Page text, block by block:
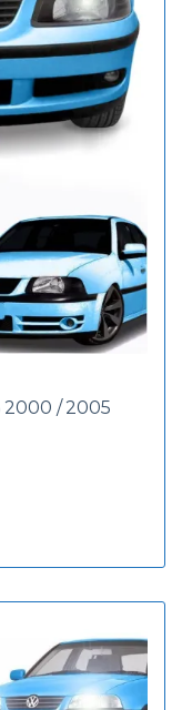
2000 / 2005